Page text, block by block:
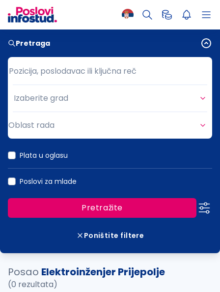
Pretraga
Pozicija, poslodavac ili ključna reč
Pozicija, poslodavac ili ključna reč
Grad
Izaberite grad
Oblast rada
Plata u oglasu
Poslovi za mlade
Pretražite
Poništite filtere
Posao Elektroinženjer Prijepolje
(0 rezultata)